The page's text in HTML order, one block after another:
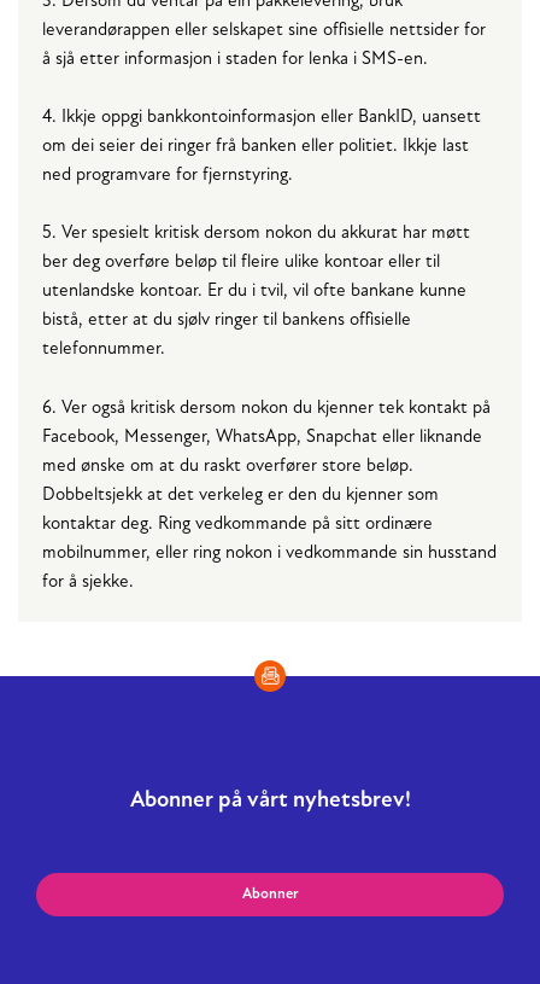
leverandørappen eller selskapet sine offisielle nettsider for
å sjå etter informasjon i staden for lenka i SMS-en.
4. Ikkje oppgi bankkontoinformasjon eller BankID, uansett
om dei seier dei ringer frå banken eller politiet. Ikkje last
ned programvare for fjernstyring.
5. Ver spesielt kritisk dersom nokon du akkurat har møtt
ber deg overføre beløp til fleire ulike kontoar eller til
utenlandske kontoar. Er du i tvil, vil ofte bankane kunne
bistå, etter at du sjølv ringer til bankens offisielle
telefonnummer.
6. Ver også kritisk dersom nokon du kjenner tek kontakt på
Facebook, Messenger, WhatsApp, Snapchat eller liknande
med ønske om at du raskt overfører store beløp.
Dobbeltsjekk at det verkeleg er den du kjenner som
kontaktar deg. Ring vedkommande på sitt ordinære
mobilnummer, eller ring nokon i vedkommande sin husstand
for å sjekke.
Abonner på vårt nyhetsbrev!
Abonner